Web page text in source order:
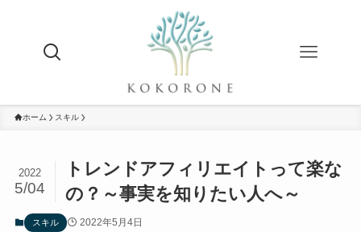
ホーム スキル
トレンドアフィリエイトって楽な
の？～事実を知りたい人へ～
2022
5/04
スキル 2022年5月4日